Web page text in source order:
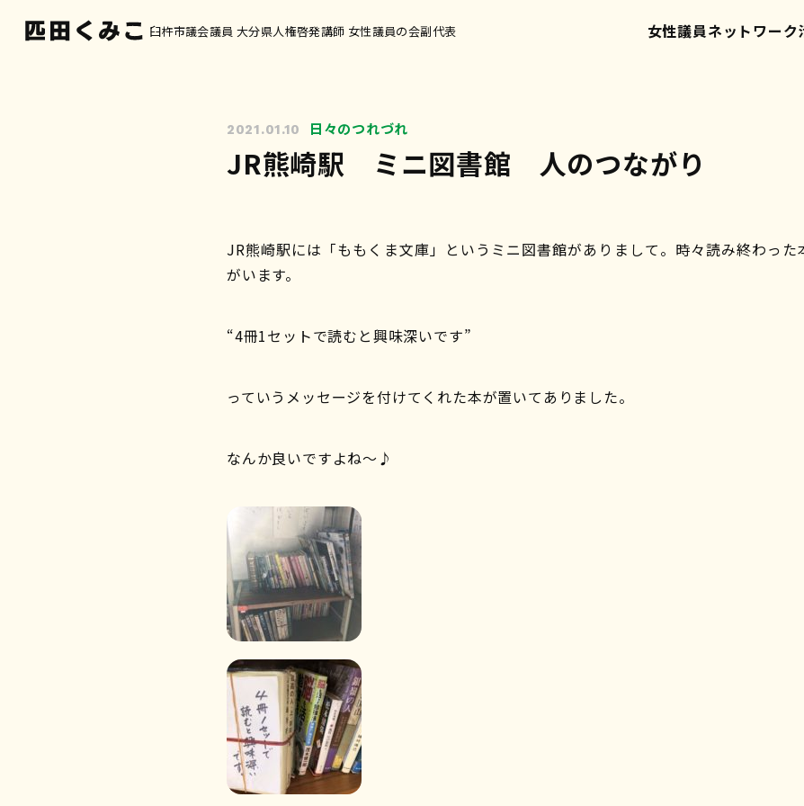
臼杵市議会議員 大分県人権啓発講師 女性議員の会副代表 女性議員ネットワーク
2021.01.10 日々のつれづれ
JR熊崎駅 ミニ図書館 人のつながり
JR熊崎駅には「ももくま文庫」というミニ図書館がありまして。時々読み終わっ
がいます。
“4冊1セットで読むと興味深いです”
っていうメッセージを付けてくれた本が置いてありました。
なんか良いですよね〜♪